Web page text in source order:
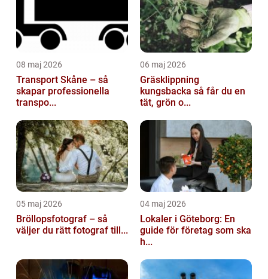
08 maj 2026
Transport Skåne – så
skapar professionella
transpo...
06 maj 2026
Gräsklippning
kungsbacka så får du en
tät, grön o...
05 maj 2026
Bröllopsfotograf – så
väljer du rätt fotograf till...
04 maj 2026
Lokaler i Göteborg: En
guide för företag som ska
h...